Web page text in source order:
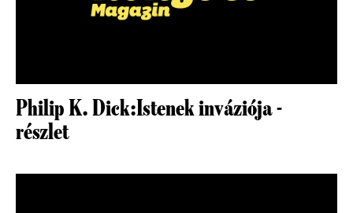
Philip K. Dick:Istenek inváziója -
részlet